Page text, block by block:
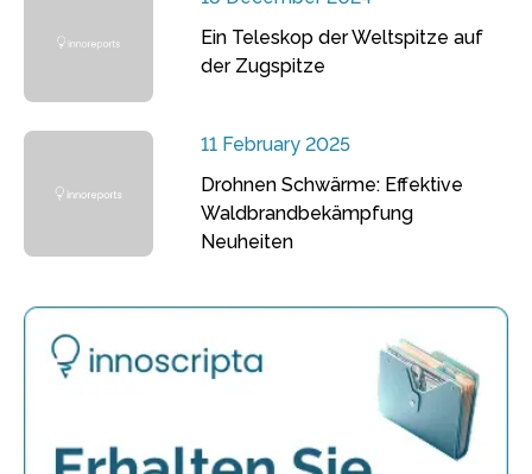
Ein Teleskop der Weltspitze auf
der Zugspitze
11 February 2025
Drohnen Schwärme: Effektive
Waldbrandbekämpfung
Neuheiten